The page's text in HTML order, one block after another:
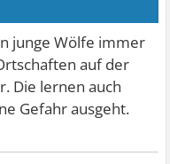
junge Wölfe immer
auf der
Die lernen auch
Gefahr ausgeht.